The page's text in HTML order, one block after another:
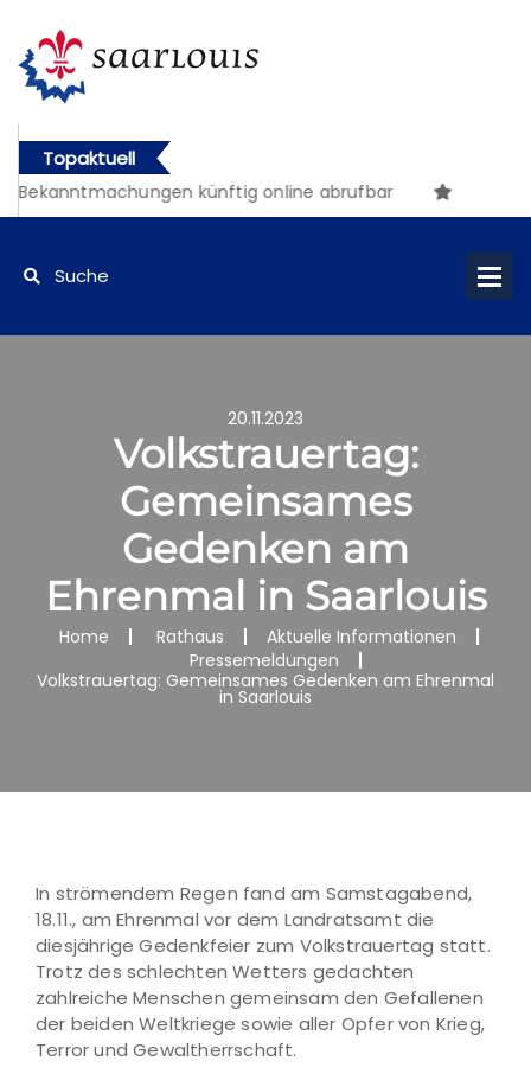
Topaktuell
künftig online abrufbar
20.11.2023
Volkstrauertag:
Gemeinsames
Gedenken am
Ehrenmal in Saarlouis
Home Rathaus
Aktuelle Informationen
Pressemeldungen
Volkstrauertag: Gemeinsames Gedenken am Ehrenmal
in Saarlouis
In strömendem Regen fand am Samstagabend,
18.11., am Ehrenmal vor dem Landratsamt die
diesjährige Gedenkfeier zum Volkstrauertag statt.
Trotz des schlechten Wetters gedachten
zahlreiche Menschen gemeinsam den Gefallenen
der beiden Weltkriege sowie aller Opfer von Krieg,
Terror und Gewaltherrschaft.